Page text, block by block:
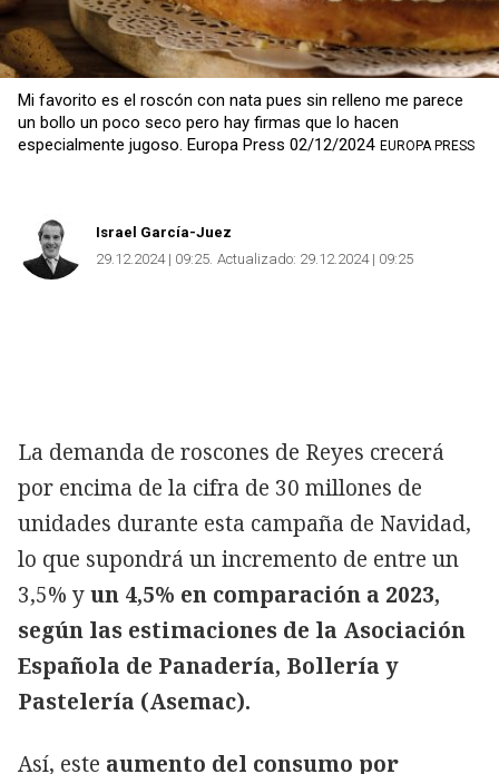
Mi favorito es el roscón con nata pues sin relleno me parece
un bollo un poco seco pero hay firmas que lo hacen
especialmente jugoso. Europa Press 02/12/2024 EUROPA PRESS
Israel García-Juez
29.12.2024 | 09:25 Actualizado: 29.12.2024 | 09:25
La demanda de roscones de Reyes crecerá
por encima de la cifra de 30 millones de
unidades durante esta campaña de Navidad,
lo que supondrá un incremento de entre un
3,5% yun 4,5% en comparación a 2023,
según las estimaciones de la Asociación
Española de Panadería, Bollería y
Pastelería (Asemac).
Así, este aumento del consumo por